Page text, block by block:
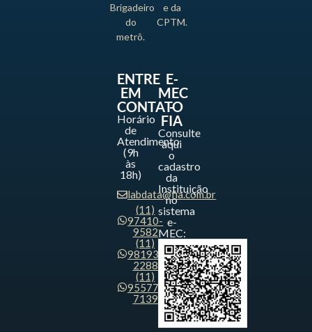
Brigadeiro
do
metrô.
e da
CPTM.
ENTRE
EM
CONTATO
Horário
de
Atendimento
(9h
às
18h)
labdata@fia.com.br
(11)
97410-
9582
(11)
98193-
2288
(11)
95577-
7139
E-
MEC
-
FIA
Consulte
aqui
o
cadastro
da
Instituição
no
sistema
e-
MEC: